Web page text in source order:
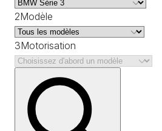
2Modèle
3Motorisation